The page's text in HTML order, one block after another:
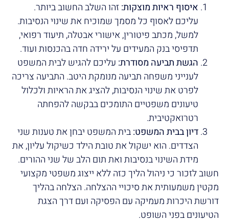
איסוף ראיות מוצקות:זהו השלב החשוב ביותר.
עליכם לאסוף כל מסמך שמוכיח את שינוי הנסיבות.
למשל, מכתב פיטורין, אישורי אבטלה, תיעוד רפואי,
תדפיסי בנק המעידים על ירידה חדה בהכנסות ועוד.
הגשת תביעה מסודרת: עליכם להגיש לבית המשפט
לענייני משפחה תביעה מנומקת היטב. התביעה צריכה
לפרט את שינוי הנסיבות, להציג את הראיות ולכלול
טיעונים משפטיים התומכים בבקשה להפחתה
רטרואקטיבית.
דיון בבית המשפט:בית המשפט יבחן את טענות שני
הצדדים. הוא ישקול את טובת הילד כשיקול עליון, את
מידת השינוי בנסיבות ואת תום הלב של שני ההורים.
חשוב לזכור כי ניהול הליך כזה ללא ייצוג משפטי מקצועי
מקטין משמעותית את סיכויי ההצלחה. הצלחה בהליך
דורשת היכרות מעמיקה עם הפסיקה ועם דרך הצגת
הטיעונים בפני השופט.